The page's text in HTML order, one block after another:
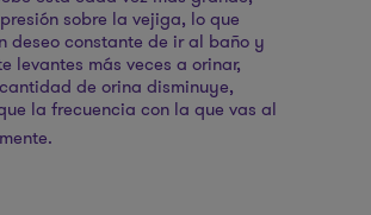
sobre la vejiga, lo que
deseo constante de ir al baño y
levantes más veces a orinar,
de orina disminuye,
la frecuencia con la que vas al